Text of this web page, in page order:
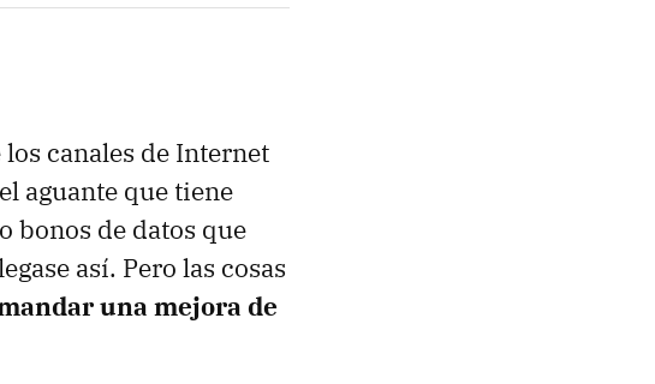
canales de Internet
aguante que tiene
bonos de datos que
así. Pero las cosas
una mejora de